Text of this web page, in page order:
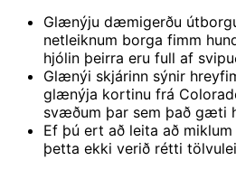
Glænýju dæmigerðu
netleiknum borga fimm
hjólin þeirra eru full af
Glænýi skjárinn sýnir
glænýja kortinu frá
svæðum þar sem það gæti
Ef þú ert að leita að
þetta ekki verið rétti